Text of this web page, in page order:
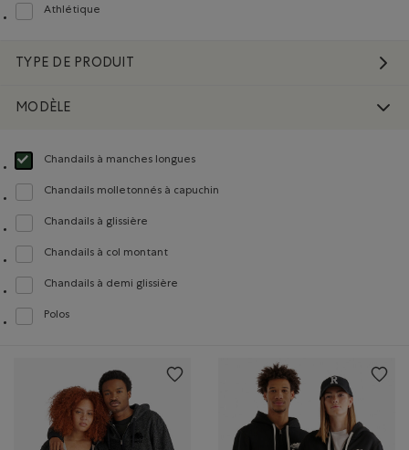
Athlétique
Classer selon Coupe : Athlétique(Athletic)
TYPE DE PRODUIT
MODÈLE
Chandails à manches longues
Choisir Classé selon Modèle : Chandails à manches longues(Long Sleeve)
Chandails molletonnés à capuchin
Classer selon Modèle : Chandails molletonnés à capuchin(Hoodie)
Chandails à glissière
Classer selon Modèle : Chandails à glissière(Full Zip)
Chandails à col montant
Classer selon Modèle : Chandails à col montant(Mock Neck)
Chandails à demi glissière
Classer selon Modèle : Chandails à demi glissière(Quarter Zip)
Polos
Classer selon Modèle : Polos(Polo)